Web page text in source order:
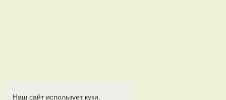
Наш сайт использует куки.